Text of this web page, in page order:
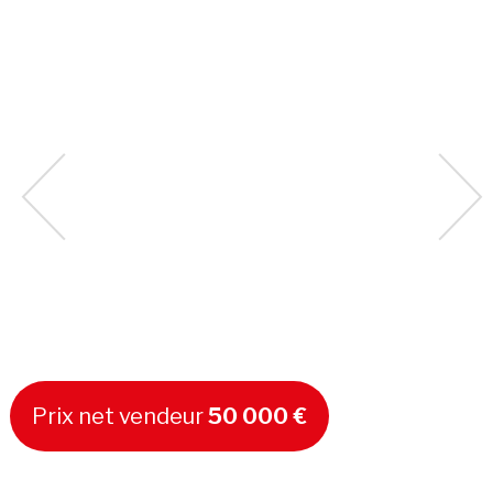
Prix net vendeur50 000 €